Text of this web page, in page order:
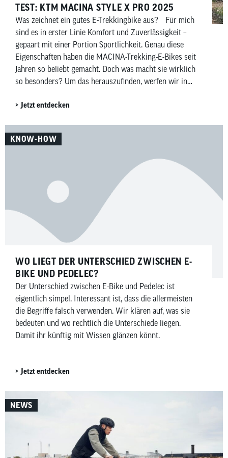
TEST: KTM MACINA STYLE X PRO 2025
Was zeichnet ein gutes E-Trekkingbike aus? Für mich
sind es in erster Linie Komfort und Zuverlässigkeit –
gepaart mit einer Portion Sportlichkeit. Genau diese
Eigenschaften haben die MACINA-Trekking-E-Bikes seit
Jahren so beliebt gemacht. Doch was macht sie wirklich
so besonders? Um das herauszufinden, werfen wir in
Style X Pro.
Jetzt entdecken
KNOW-HOW
WO LIEGT DER UNTERSCHIED ZWISCHEN E-
BIKE UND PEDELEC?
Der Unterschied zwischen E-Bike und Pedelec ist
eigentlich simpel. Interessant ist, dass die allermeisten
die Begriffe falsch verwenden. Wir klären auf, was sie
bedeuten und wo rechtlich die Unterschiede liegen.
Damit ihr künftig mit Wissen glänzen könnt.
Jetzt entdecken
NEWS